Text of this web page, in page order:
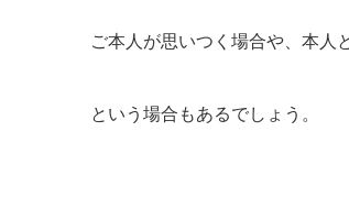
ご本人が思いつく場合や、本人
という場合もあるでしょう。